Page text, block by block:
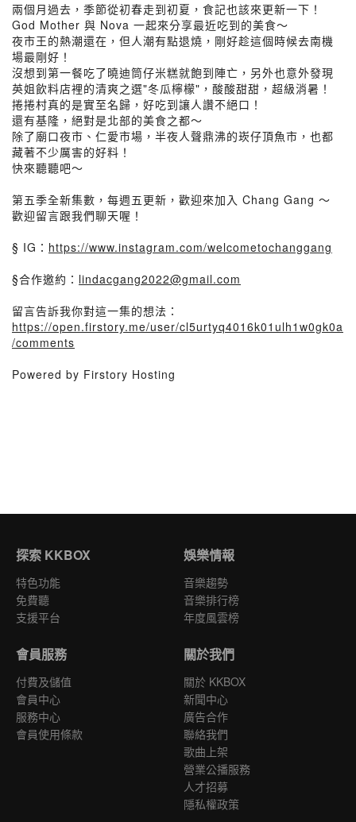
兩個月過去，季節從初春走到初夏，食記也該來更新一下！
God Mother 與 Nova 一起來分享最近吃到的美食～
夜市王的熱潮還在，但人潮有點退燒，剛好趁這個時候去南機
場最剛好！
沒想到第一餐吃了曉迪筒仔米糕就飽到陣亡，另外也意外發現
英姐飲料店裡的清爽之選"冬瓜檸檬"，酸酸甜甜，超級消暑！
捲捲村真的是實至名歸，好吃到讓人讚不絕口！
還有基隆，絕對是北部的美食之都～
除了廟口夜市、仁愛市場，半夜人聲鼎沸的崁仔頂魚市，也都
藏著不少厲害的好料！
快來聽聽吧～
第五季全新集數，每週五更新，歡迎來加入 Chang Gang ～
歡迎留言跟我們聊天喔！
§ IG： https://www.instagram.com/welcometochanggang
§合作邀約： lindacgang2022@gmail.com
留言告訴我你對這一集的想法：
https://open.firstory.me/user/cl5urtyq4016k01ulh1w0gk0a
/comments
Powered by Firstory Hosting
探索 KKBOX
特色功能
免費聽
支援平台
娛樂情報
音樂趨勢
音樂排行榜
年度風雲榜
會員服務
付費及儲值
會員中心
服務中心
會員使用條款
關於我們
關於 KKBOX
新聞中心
廣告合作
聯絡我們
歌曲上架
營業公播服務
人才招募
隱私權政策